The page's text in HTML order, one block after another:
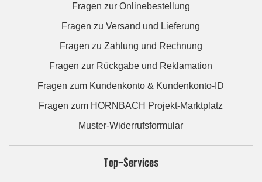
Fragen zur Onlinebestellung
Fragen zu Versand und Lieferung
Fragen zu Zahlung und Rechnung
Fragen zur Rückgabe und Reklamation
Fragen zum Kundenkonto & Kundenkonto-ID
Fragen zum HORNBACH Projekt-Marktplatz
Muster-Widerrufsformular
Top-Services